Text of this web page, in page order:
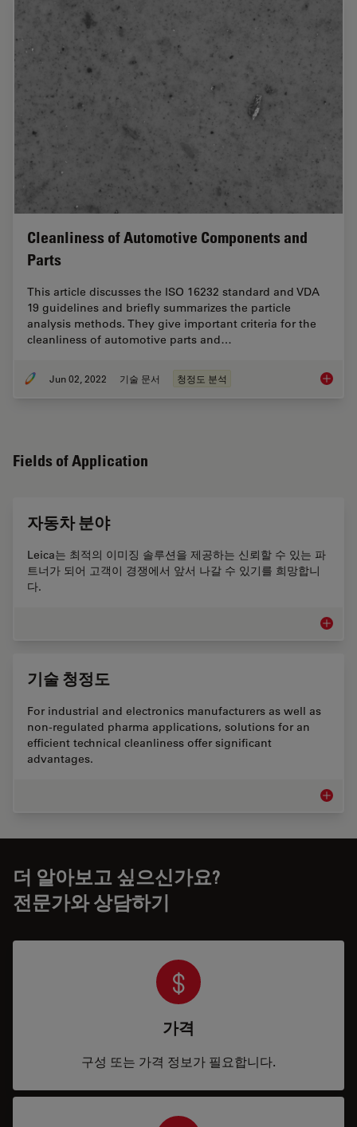
Cleanliness of Automotive Components and
Parts
This article discusses the ISO 16232 standard and VDA
19 guidelines and briefly summarizes the particle
analysis methods. They give important criteria for the
cleanliness of automotive parts and…
Jun 02, 2022 기술 문서 청정도 분석
Fields of Application
자동차 분야
Leica는 최적의 이미징 솔루션을 제공하는 신뢰할 수 있는 파
트너가 되어 고객이 경쟁에서 앞서 나갈 수 있기를 희망합니
다.
자동차
기술 청정도
For industrial and electronics manufacturers as well as
non-regulated pharma applications, solutions for an
efficient technical cleanliness offer significant
advantages.
기술 청
더 알아보고 싶으신가요?
전문가와 상담하기
가격
구성 또는 가격 정보가 필요합니다.